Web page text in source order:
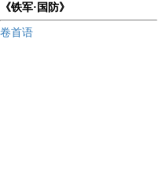
《铁军·国防》
卷首语